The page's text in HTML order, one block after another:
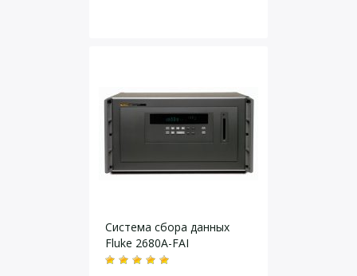
Система сбора данных
Fluke 2680A-FAI